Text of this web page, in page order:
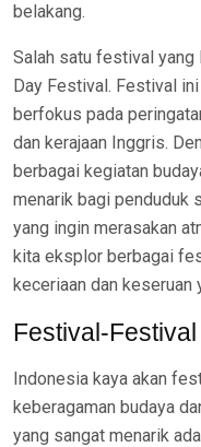
belakang.
Salah satu festival yang
Day Festival. Festival
berfokus pada
dan kerajaan Inggris.
berbagai kegiatan
menarik bagi penduduk
yang ingin merasakan
kita eksplor berbagai
keceriaan dan keseruan
Festival-
Indonesia kaya akan
keberagaman budaya
yang sangat menarik